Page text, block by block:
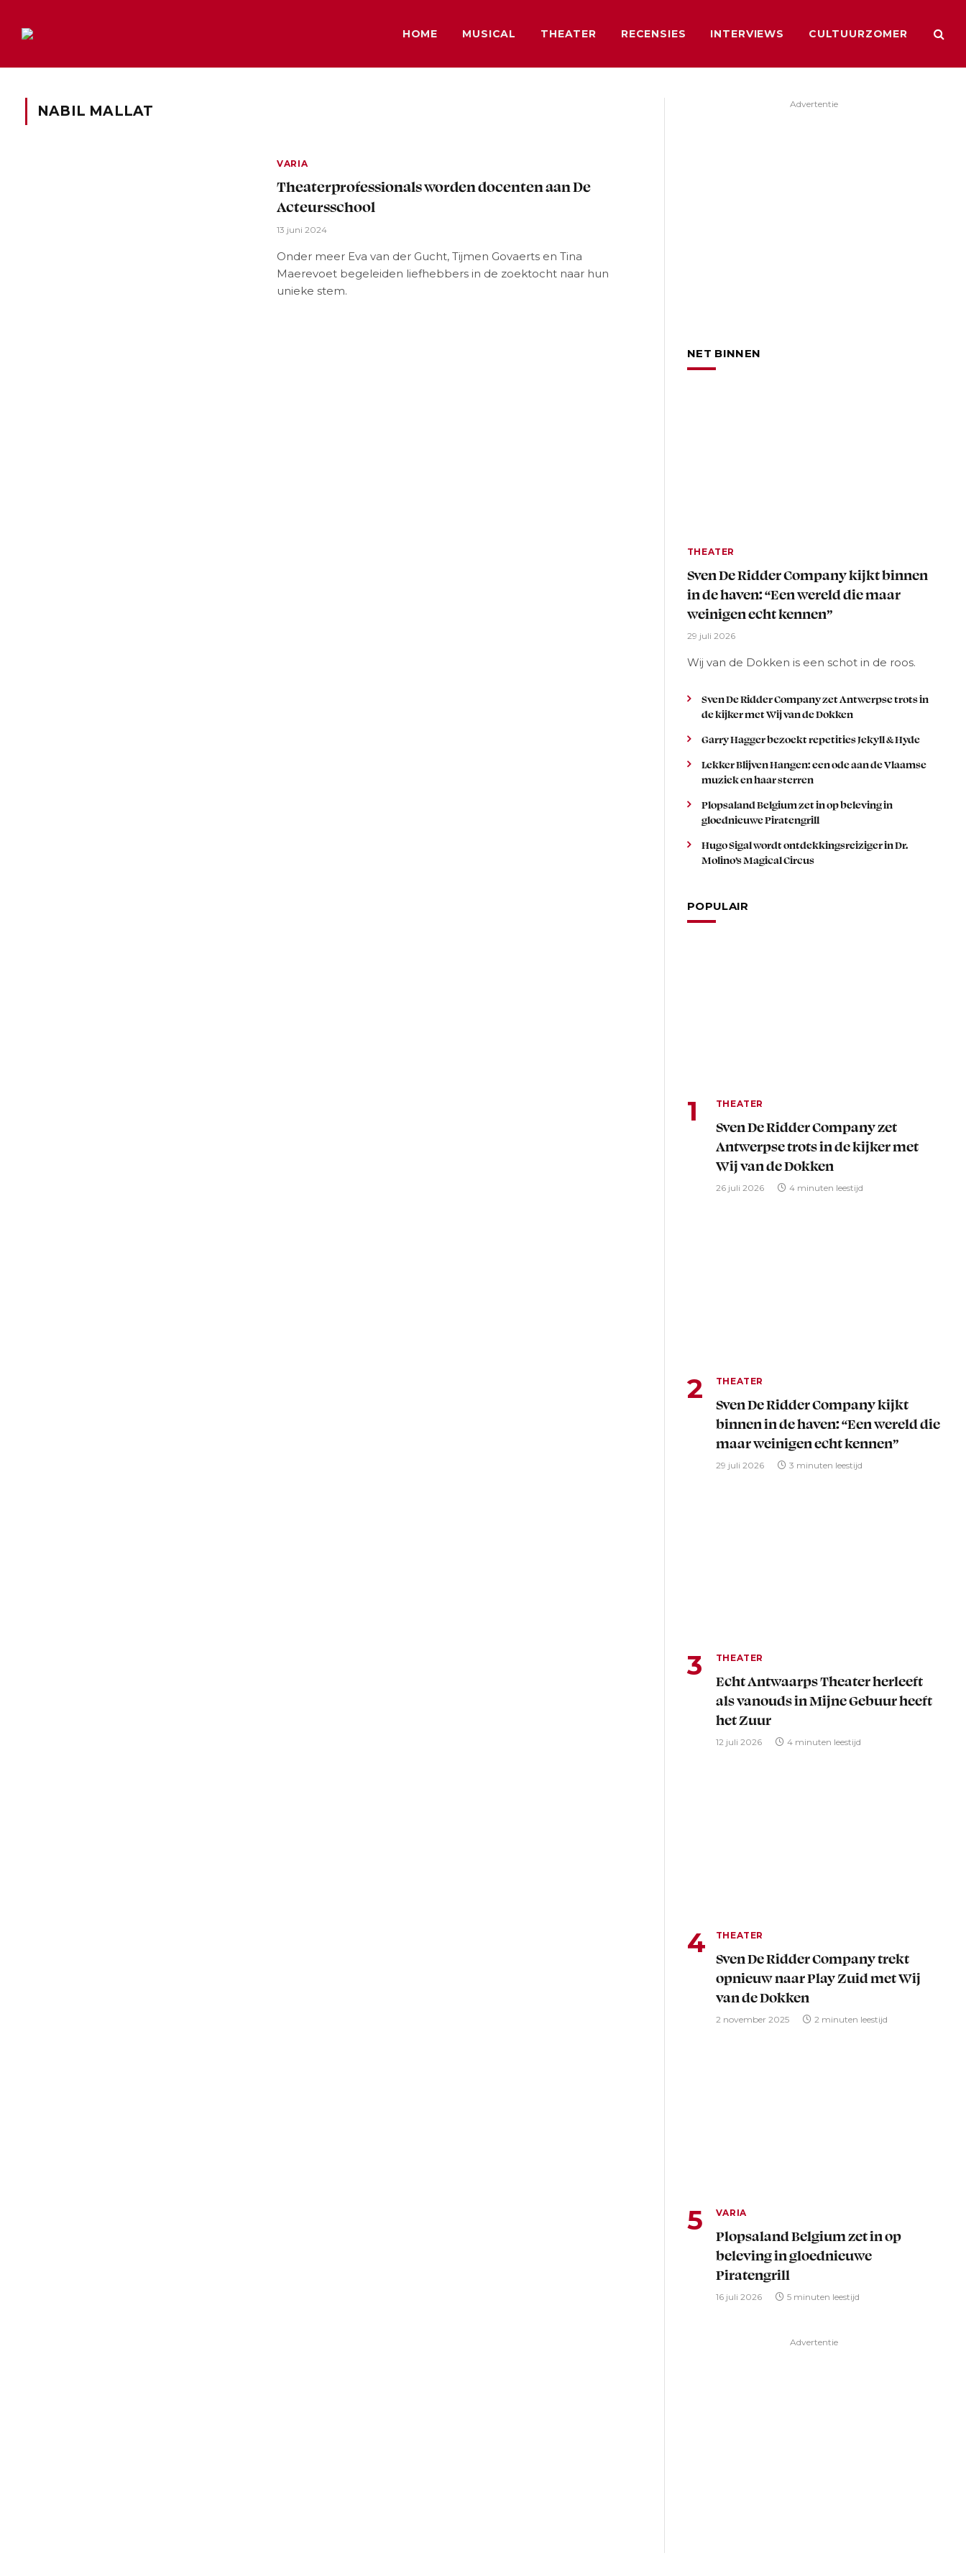
HOME MUSICAL THEATER RECENSIES INTERVIEWS CULTUURZOMER
NABIL MALLAT
VARIA
Theaterprofessionals worden docenten aan De
Acteursschool
13 juni 2024
Onder meer Eva van der Gucht, Tijmen Govaerts en Tina
Maerevoet begeleiden liefhebbers in de zoektocht naar hun
unieke stem.
Advertentie
NET BINNEN
THEATER
Sven De Ridder Company kijkt binnen
in de haven: “Een wereld die maar
weinigen echt kennen”
29 juli 2026
Wij van de Dokken is een schot in de roos.
Sven De Ridder Company zet Antwerpse trots in
de kijker met Wij van de Dokken
Garry Hagger bezoekt repetities Jekyll & Hyde
Lekker Blijven Hangen: een ode aan de Vlaamse
muziek en haar sterren
Plopsaland Belgium zet in op beleving in
gloednieuwe Piratengrill
Hugo Sigal wordt ontdekkingsreiziger in Dr.
Molino’s Magical Circus
POPULAIR
THEATER
Sven De Ridder Company zet
Antwerpse trots in de kijker met
Wij van de Dokken
26 juli 2026 4 minuten leestijd
THEATER
Sven De Ridder Company kijkt
binnen in de haven: “Een wereld die
maar weinigen echt kennen”
29 juli 2026 3 minuten leestijd
THEATER
Echt Antwaarps Theater herleeft
als vanouds in Mijne Gebuur heeft
het Zuur
12 juli 2026 4 minuten leestijd
THEATER
Sven De Ridder Company trekt
opnieuw naar Play Zuid met Wij
van de Dokken
2 november 2025 2 minuten leestijd
VARIA
Plopsaland Belgium zet in op
beleving in gloednieuwe
Piratengrill
16 juli 2026 5 minuten leestijd
Advertentie